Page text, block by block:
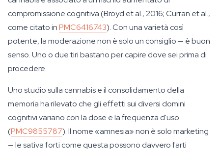
compromissione cognitiva (Broyd et al., 2016; Curran et al.,
come citato inPMC6416743). Con una varietà così
potente, la moderazione non è solo un consiglio — è buon
senso. Uno o due tiri bastano per capire dove sei prima di
procedere.
Uno studio sulla cannabis e il consolidamento della
memoria ha rilevato che gli effetti sui diversi domini
cognitivi variano con la dose e la frequenza d'uso
(PMC9855787). Il nome «amnesia» non è solo marketing
— le sativa forti come questa possono davvero farti